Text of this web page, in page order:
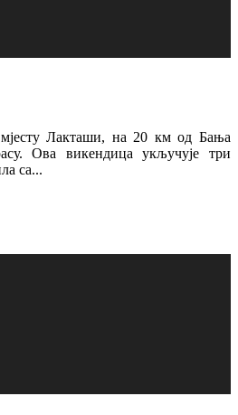
Лакташи, на 20 км од Бања
Ова викендица укључује три
са...